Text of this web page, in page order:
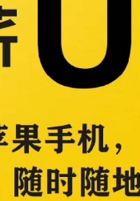
试
玩
钱
软
件
日